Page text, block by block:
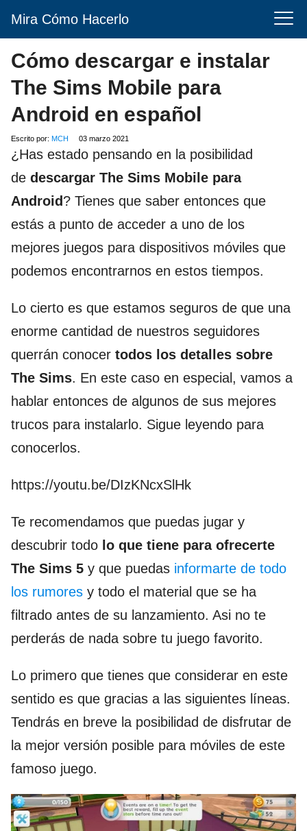
Mira Cómo Hacerlo
Cómo descargar e instalar
The Sims Mobile para
Android en español
Escrito por: MCH 03 marzo 2021
¿Has estado pensando en la posibilidad
de descargar The Sims Mobile para
Android ? Tienes que saber entonces que
estás a punto de acceder a uno de los
mejores juegos para dispositivos móviles que
podemos encontrarnos en estos tiempos.
Lo cierto es que estamos seguros de que una
enorme cantidad de nuestros seguidores
querrán conocer todos los detalles sobre
The Sims. En este caso en especial, vamos a
hablar entonces de algunos de sus mejores
trucos para instalarlo. Sigue leyendo para
conocerlos.
https://youtu.be/DIzKNcxSlHk
Te recomendamos que puedas jugar y
descubrir todo lo que tiene para ofrecerte
The Sims 5 y que puedas informarte de todo
los rumores y todo el material que se ha
filtrado antes de su lanzamiento. Asi no te
perderás de nada sobre tu juego favorito.
Lo primero que tienes que considerar en este
sentido es que gracias a las siguientes líneas.
Tendrás en breve la posibilidad de disfrutar de
la mejor versión posible para móviles de este
famoso juego.